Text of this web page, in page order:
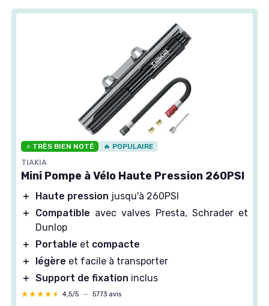
⭐ TRÈS BIEN NOTÉ 🔥 POPULAIRE
TIAKIA
Mini Pompe à Vélo Haute Pression 260PSI
＋ Haute pression jusqu'à 260PSI
＋
Compatible avec valves Presta, Schrader et
Dunlop
＋
Portable et compacte
＋
légère et facile à transporter
＋ Support de fixation inclus
★★★★★
★★★★★ 4,5/5 — 5773 avis